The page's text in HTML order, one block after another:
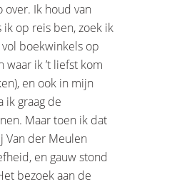
over. Ik houd van
ik op reis ben, zoek ik
boekwinkels op
waar ik ’t liefst kom
en ook in mijn
ik graag de
Maar toen ik dat
Van der Meulen
en gauw stond
bezoek aan de